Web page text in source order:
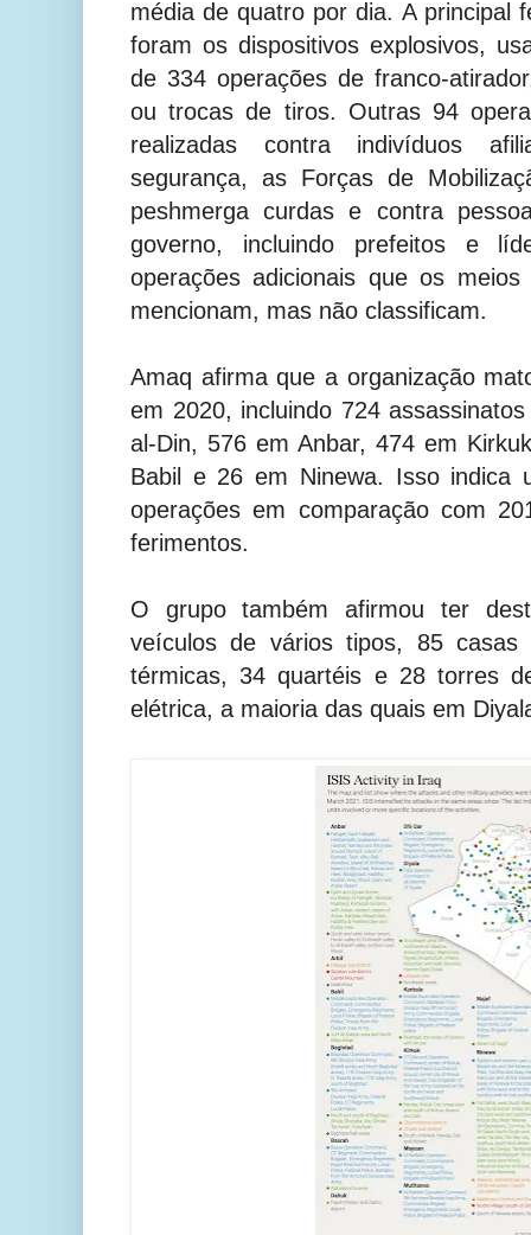
média de quatro por dia. A principal
foram os dispositivos explosivos,
de 334 operações de franco-
ou trocas de tiros. Outras 94
realizadas contra indivíduos
segurança, as Forças de
peshmerga curdas e contra
governo, incluindo prefeitos e
operações adicionais que os
mencionam, mas não classificam.
Amaq afirma que a organização
em 2020, incluindo 724
al-Din, 576 em Anbar, 474 em
Babil e 26 em Ninewa. Isso indica
operações em comparação com
ferimentos.
O grupo também afirmou ter
veículos de vários tipos, 85 casas
térmicas, 34 quartéis e 28 torres
elétrica, a maioria das quais em